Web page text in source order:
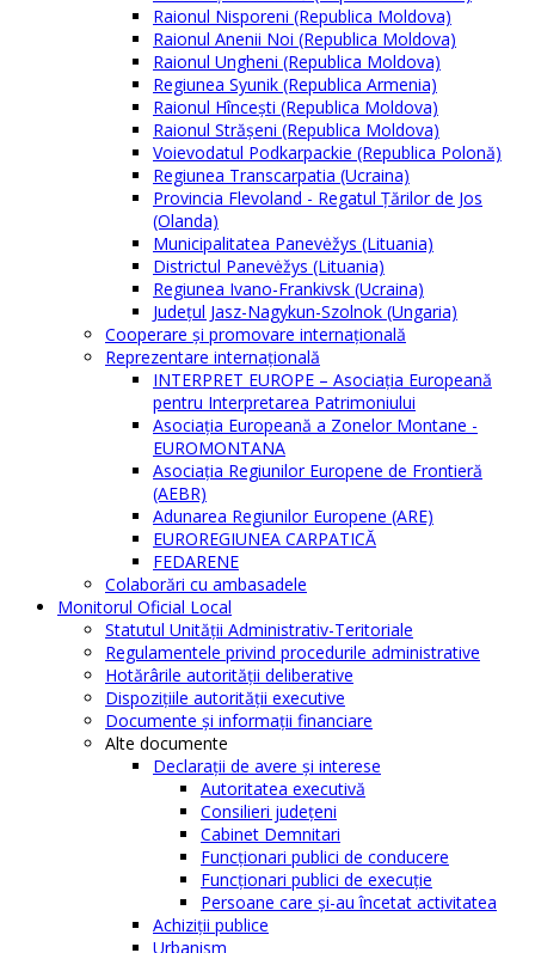
Raionul Nisporeni (Republica Moldova)
Raionul Anenii Noi (Republica Moldova)
Raionul Ungheni (Republica Moldova)
Regiunea Syunik (Republica Armenia)
Raionul Hîncești (Republica Moldova)
Raionul Străşeni (Republica Moldova)
Voievodatul Podkarpackie (Republica Polonă)
Regiunea Transcarpatia (Ucraina)
Provincia Flevoland - Regatul Ţărilor de Jos
(Olanda)
Municipalitatea Panevėžys (Lituania)
Districtul Panevėžys (Lituania)
Regiunea Ivano-Frankivsk (Ucraina)
Judeţul Jasz-Nagykun-Szolnok (Ungaria)
Cooperare şi promovare internaţională
Reprezentare internaţională
INTERPRET EUROPE – Asociația Europeană
pentru Interpretarea Patrimoniului
Asociația Europeană a Zonelor Montane -
EUROMONTANA
Asociația Regiunilor Europene de Frontieră
(AEBR)
Adunarea Regiunilor Europene (ARE)
EUROREGIUNEA CARPATICĂ
FEDARENE
Colaborări cu ambasadele
Monitorul Oficial Local
Statutul Unităţii Administrativ-Teritoriale
Regulamentele privind procedurile administrative
Hotărârile autorităţii deliberative
Dispoziţiile autorităţii executive
Documente şi informaţii financiare
Alte documente
Declaraţii de avere şi interese
Autoritatea executivă
Consilieri judeţeni
Cabinet Demnitari
Funcţionari publici de conducere
Funcționari publici de execuție
Persoane care şi-au încetat activitatea
Achiziţii publice
Urbanism